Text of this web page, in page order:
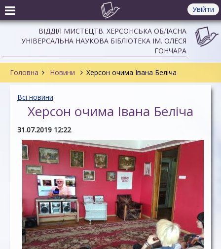
Увійти
ВІДДІЛ МИСТЕЦТВ. ХЕРСОНСЬКА ОБЛАСНА
УНІВЕРСАЛЬНА НАУКОВА БІБЛІОТЕКА ІМ. ОЛЕСЯ
ГОНЧАРА
Головна Новини Херсон очима Івана Беліча
Всі новини
Херсон очима Івана Беліча
31.07.2019 12:22